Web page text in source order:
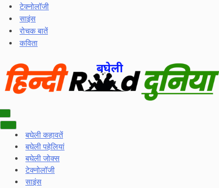
टेक्नोलॉजी
साइंस
रोचक बातें
कविता
Navigation
Menu
Navigation
Menuबघेली कहावतें
बघेली पहेलियां
बघेली जोक्स
टेक्नोलॉजी
साइंस